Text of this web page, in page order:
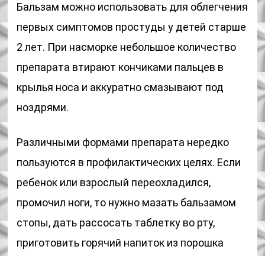
Бальзам можно использовать для облегчения
первых симптомов простуды у детей старше
2 лет. При насморке небольшое количество
препарата втирают кончиками пальцев в
крылья носа и аккуратно смазывают под
ноздрями.
Различными формами препарата нередко
пользуются в профилактических целях. Если
ребенок или взрослый переохладился,
промочил ноги, то нужно мазать бальзамом
стопы, дать рассосать таблетку во рту,
приготовить горячий напиток из порошка